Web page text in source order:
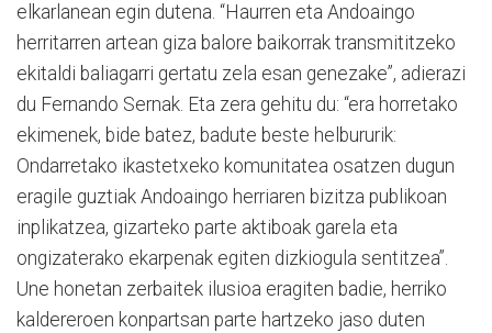
elkarlanean egin dutena. “Haurren eta Andoaingo
herritarren artean giza balore baikorrak transmititzeko
ekitaldi baliagarri gertatu zela esan genezake”, adierazi
du Fernando Sernak. Eta zera gehitu du: “era horretako
ekimenek, bide batez, badute beste helbururik:
Ondarretako ikastetxeko komunitatea osatzen dugun
eragile guztiak Andoaingo herriaren bizitza publikoan
inplikatzea, gizarteko parte aktiboak garela eta
ongizaterako ekarpenak egiten dizkiogula sentitzea”.
Une honetan zerbaitek ilusioa eragiten badie, herriko
kaldereroen konpartsan parte hartzeko jaso duten